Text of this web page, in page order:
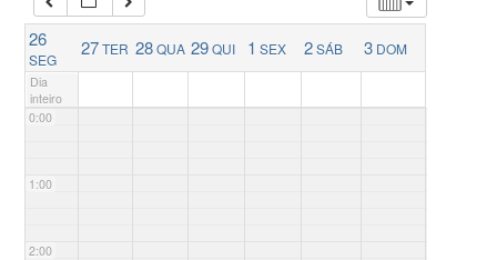
26
SEG
27TER 28QUA 29QUI 1 SEX 2SÁB 3 DOM
Dia
inteiro
0:00
1:00
2:00